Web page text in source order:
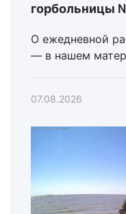
горбольницы
О ежедневной
— в нашем
07.08.2026